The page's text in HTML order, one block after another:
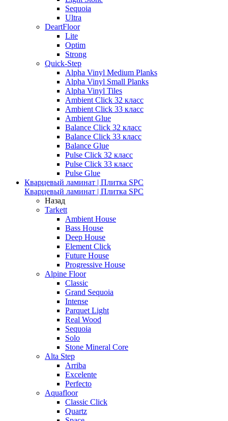
Sequoia
Ultra
DeartFloor
Lite
Optim
Strong
Quick-Step
Alpha Vinyl Medium Planks
Alpha Vinyl Small Planks
Alpha Vinyl Tiles
Ambient Click 32 класс
Ambient Click 33 класс
Ambient Glue
Balance Click 32 класс
Balance Click 33 класс
Balance Glue
Pulse Click 32 класс
Pulse Click 33 класс
Pulse Glue
Кварцевый ламинат | Плитка SPC
Кварцевый ламинат | Плитка SPC
Назад
Tarkett
Ambient House
Bass House
Deep House
Element Click
Future House
Progressive House
Alpine Floor
Classic
Grand Sequoia
Intense
Parquet Light
Real Wood
Sequoia
Solo
Stone Mineral Core
Alta Step
Arriba
Excelente
Perfecto
Aquafloor
Classic Click
Quartz